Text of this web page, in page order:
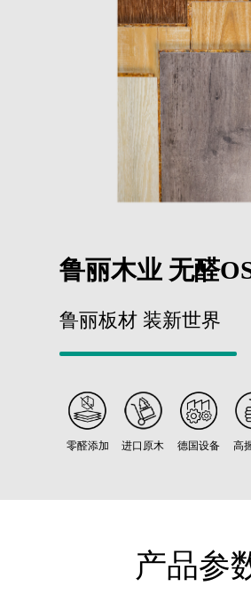
鲁丽木业 无醛
鲁丽板材 装新世界
零醛添加 进口原木 德国设备 高
产品参